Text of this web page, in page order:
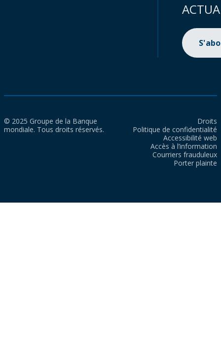
© 2025 Groupe de la Banque
mondiale. Tous droits réservés.
Droits
Politique de confidentialité
Accessibilité web
Accès à l’information
Courriers frauduleux
Porter plainte